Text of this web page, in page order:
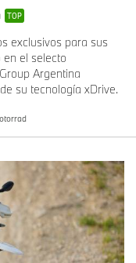
TOP
exclusivos para sus
el selecto
Argentina
su tecnología xDrive.